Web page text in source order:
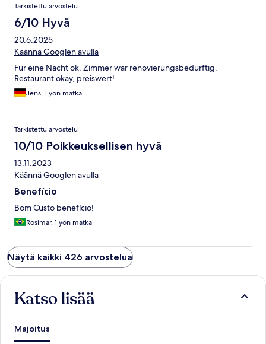
Tarkistettu arvostelu
6/10 Hyvä
20.6.2025
Käännä Googlen avulla
Für eine Nacht ok. Zimmer war renovierungsbedürftig.
Restaurant okay, preiswert!
Jens, 1 yön matka
Tarkistettu arvostelu
10/10 Poikkeuksellisen hyvä
13.11.2023
Käännä Googlen avulla
Benefício
Bom Custo benefício!
Rosimar, 1 yön matka
Näytä kaikki 426 arvostelua
Katso lisää
Majoitus